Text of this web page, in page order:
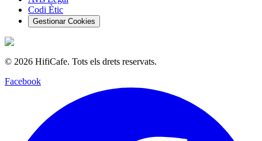
Codi Ètic
Gestionar Cookies
© 2026 HifiCafe. Tots els drets reservats.
Facebook